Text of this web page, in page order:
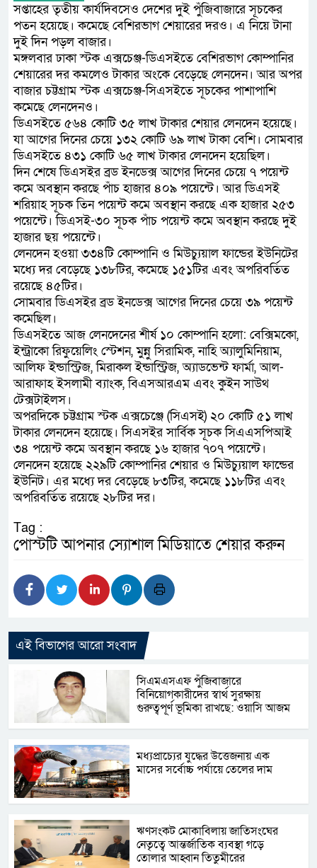
সপ্তাহের তৃতীয় কার্যদিবসেও দেশের দুই পুঁজিবাজারে সূচকের
পতন হয়েছে। কমেছে বেশিরভাগ শেয়ারের দরও। এ নিয়ে টানা
দুই দিন পড়ল বাজার।
মঙ্গলবার ঢাকা স্টক এক্সচেঞ্জ-ডিএসইতে বেশিরভাগ কোম্পানির
শেয়ারের দর কমলেও টাকার অংকে বেড়েছে লেনদেন। আর অপর
বাজার চট্টগ্রাম স্টক এক্সচেঞ্জ-সিএসইতে সূচকের পাশাপাশি
কমেছে লেনদেনও।
ডিএসইতে ৫৬৪ কোটি ৩৫ লাখ টাকার শেয়ার লেনদেন হয়েছে।
যা আগের দিনের চেয়ে ১৩২ কোটি ৬৯ লাখ টাকা বেশি। সোমবার
ডিএসইতে ৪৩১ কোটি ৬৫ লাখ টাকার লেনদেন হয়েছিল।
দিন শেষে ডিএসইর ব্রড ইনডেক্স আগের দিনের চেয়ে ৭ পয়েন্ট
কমে অবস্থান করছে পাঁচ হাজার ৪০৯ পয়েন্টে। আর ডিএসই
শরিয়াহ সূচক তিন পয়েন্ট কমে অবস্থান করছে এক হাজার ২৫৩
পয়েন্টে। ডিএসই-৩০ সূচক পাঁচ পয়েন্ট কমে অবস্থান করছে দুই
হাজার ছয় পয়েন্টে।
লেনদেন হওয়া ৩৩৪টি কোম্পানি ও মিউচ্যুয়াল ফান্ডের ইউনিটের
মধ্যে দর বেড়েছে ১৩৮টির, কমেছে ১৫১টির এবং অপরিবর্তিত
রয়েছে ৪৫টির।
সোমবার ডিএসইর ব্রড ইনডেক্স আগের দিনের চেয়ে ৩৯ পয়েন্ট
কমেছিল।
ডিএসইতে আজ লেনদেনের শীর্ষ ১০ কোম্পানি হলো: বেক্সিমকো,
ইন্ট্রাকো রিফুয়েলিং স্টেশন, মুন্নু সিরামিক, নাহি অ্যালুমিনিয়াম,
আলিফ ইন্ডাস্ট্রিজ, মিরাকল ইন্ডাস্ট্রিজ, অ্যাডভেন্ট ফার্মা, আল-
আরাফাহ ইসলামী ব্যাংক, বিএসআরএম এবং কুইন সাউথ
টেক্সটাইলস।
অপরদিকে চট্টগ্রাম স্টক এক্সচেঞ্জে (সিএসই) ২০ কোটি ৫১ লাখ
টাকার লেনদেন হয়েছে। সিএসইর সার্বিক সূচক সিএএসপিআই
৩৪ পয়েন্ট কমে অবস্থান করছে ১৬ হাজার ৭০৭ পয়েন্টে।
লেনদেন হয়েছে ২২৯টি কোম্পানির শেয়ার ও মিউচ্যুয়াল ফান্ডের
ইউনিট। এর মধ্যে দর বেড়েছে ৮৩টির, কমেছে ১১৮টির এবং
অপরিবর্তিত রয়েছে ২৮টির দর।
Tag :
পোস্টটি আপনার স্যোশাল মিডিয়াতে শেয়ার করুন
এই বিভাগের আরো সংবাদ
সিএমএসএফ পুঁজিবাজারে
বিনিয়োগকারীদের স্বার্থ সুরক্ষায়
গুরুত্বপূর্ণ ভূমিকা রাখছে: ওয়াসি আজম
মধ্যপ্রাচ্যের যুদ্ধের উত্তেজনায় এক
মাসের সর্বোচ্চ পর্যায়ে তেলের দাম
ঋণসংকট মোকাবিলায় জাতিসংঘের
নেতৃত্বে আন্তর্জাতিক ব্যবস্থা গড়ে
তোলার আহ্বান তিতুমীরের